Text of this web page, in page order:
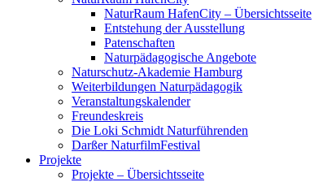
NaturRaum HafenCity – Übersichtsseite
Entstehung der Ausstellung
Patenschaften
Naturpädagogische Angebote
Naturschutz-Akademie Hamburg
Weiterbildungen Naturpädagogik
Veranstaltungskalender
Freundeskreis
Die Loki Schmidt Naturführenden
Darßer NaturfilmFestival
Projekte
Projekte – Übersichtsseite